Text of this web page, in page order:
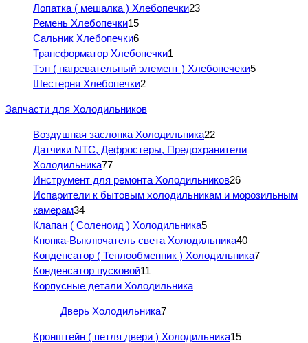
Лопатка ( мешалка ) Хлебопечки23
Ремень Хлебопечки15
Сальник Хлебопечки6
Трансформатор Хлебопечки1
Тэн ( нагревательный элемент ) Хлебопечеки5
Шестерня Хлебопечки2
Запчасти для Холодильников
Воздушная заслонка Холодильника22
Датчики NTC, Дефростеры, Предохранители
Холодильника77
Инструмент для ремонта Холодильников26
Испарители к бытовым холодильникам и морозильным
камерам34
Клапан ( Соленоид ) Холодильника5
Кнопка-Выключатель света Холодильника40
Конденсатор ( Теплообменник ) Холодильника7
Конденсатор пусковой11
Корпусные детали Холодильника
Дверь Холодильника7
Кронштейн ( петля двери ) Холодильника15